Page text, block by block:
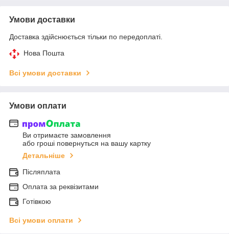
Умови доставки
Доставка здійснюється тільки по передоплаті.
Нова Пошта
Всі умови доставки
Умови оплати
Ви отримаєте замовлення
або гроші повернуться на вашу картку
Детальніше
Післяплата
Оплата за реквізитами
Готівкою
Всі умови оплати